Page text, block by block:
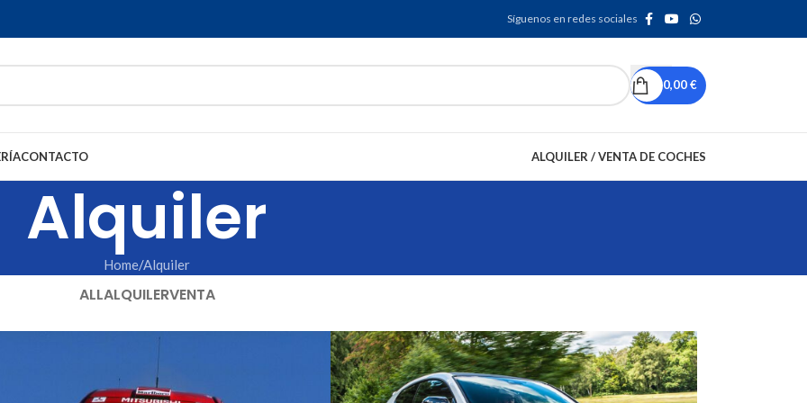
Síguenos en redes sociales
0,00€
CONTACTO ALQUILER / VENTA DE COCHES
Alquiler
Home Alquiler
ALLALQUILERVENTA